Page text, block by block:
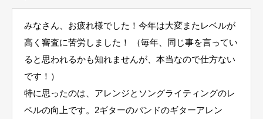
みなさん、お疲れ様でした！今年は大変またレベルが
高く審査に苦労しました！ （毎年、同じ事を言ってい
ると思われるかも知れませんが、本当なので仕方ない
です！）
特に思ったのは、アレンジとソングライティングのレ
ベルの向上です。2ギターのバンドのギターアレン